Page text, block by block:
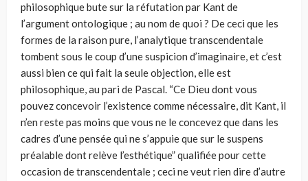
philosophique bute sur la réfutation par Kant de
l’argument ontologique ; au nom de quoi ? De ceci que les
formes de la raison pure, l’analytique transcendentale
tombent sous le coup d’une suspicion d’imaginaire, et c’est
aussi bien ce qui fait la seule objection, elle est
philosophique, au pari de Pascal. “Ce Dieu dont vous
pouvez concevoir l’existence comme nécessaire, dit Kant, il
n’en reste pas moins que vous ne le concevez que dans les
cadres d’une pensée qui ne s’appuie que sur le suspens
préalable dont relève l’esthétique” qualifiée pour cette
occasion de transcendentale ; ceci ne veut rien dire d’autre